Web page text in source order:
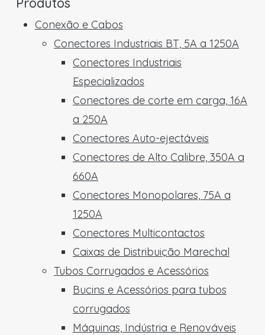
Conexão e Cabos
Conectores Industriais BT, 5A a 1250A
Conectores Industriais
Especializados
Conectores de corte em carga, 16A
a 250A
Conectores Auto-ejectáveis
Conectores de Alto Calibre, 350A a
660A
Conectores Monopolares, 75A a
1250A
Conectores Multicontactos
Caixas de Distribuição Marechal
Tubos Corrugados e Acessórios
Bucins e Acessórios para tubos
corrugados
Máquinas, Indústria e Renováveis